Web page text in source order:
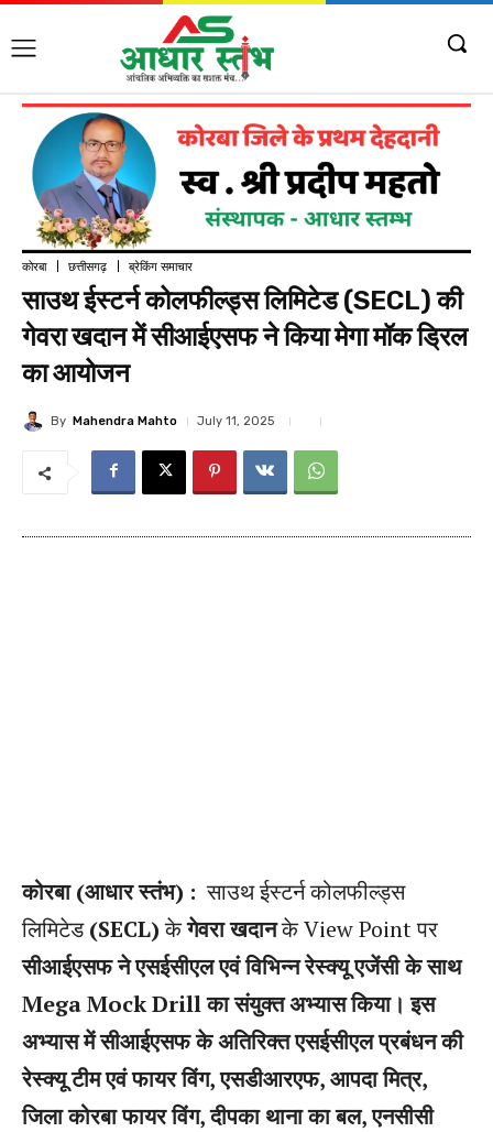
कोरबा छत्तीसगढ़ ब्रेकिंग समाचार
साउथ ईस्टर्न कोलफील्ड्स लिमिटेड (SECL) की
गेवरा खदान में सीआईएसफ ने किया मेगा मॉक ड्रिल
का आयोजन
By Mahendra Mahto July 11, 2025
कोरबा (आधार स्तंभ) : साउथ ईस्टर्न कोलफील्ड्स
लिमिटेड(SECL)केगेवरा खदानके View Point पर
सीआईएसफ ने एसईसीएल एवं विभिन्न रेस्क्यू एजेंसी के साथ
Mega Mock Drill का संयुक्त अभ्यास किया। इस
अभ्यास में सीआईएसफ के अतिरिक्त एसईसीएल प्रबंधन की
रेस्क्यू टीम एवं फायर विंग, एसडीआरएफ, आपदा मित्र,
जिला कोरबा फायर विंग, दीपका थाना का बल, एनसीसी